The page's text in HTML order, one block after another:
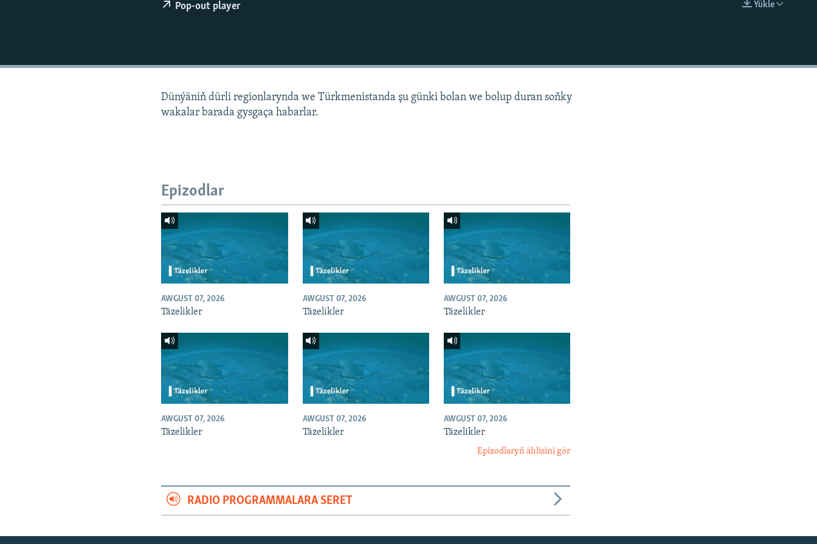
Ýükle
Pop-out player
Dünýäniň dürli regionlarynda we Türkmenistanda şu günki bolan we bolup duran soňky
wakalar barada gysgaça habarlar.
Epizodlar
AWGUST 07, 2026
Täzelikler
AWGUST 07, 2026
Täzelikler
AWGUST 07, 2026
Täzelikler
AWGUST 07, 2026
Täzelikler
AWGUST 07, 2026
Täzelikler
AWGUST 07, 2026
Täzelikler
Epizodlaryň ählisini gör
RADIO PROGRAMMALARA SERET